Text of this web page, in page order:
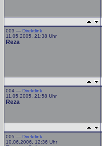
003 — Direktlink
11.05.2005, 21:38 Uhr
Reza
004 — Direktlink
11.05.2005, 21:58 Uhr
Reza
005 — Direktlink
10.06.2006, 12:36 Uhr